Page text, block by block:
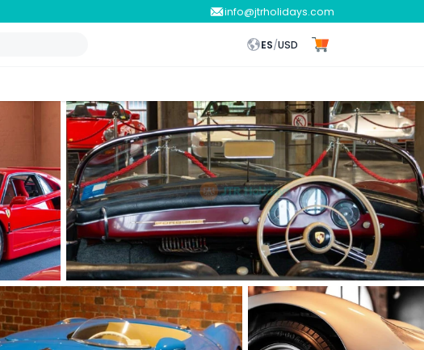
info@jtrholidays.com
ES/USD